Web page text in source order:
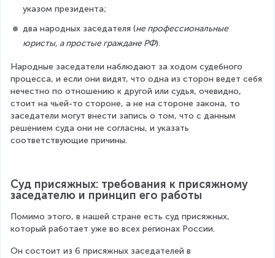
указом президента;
два народных заседателя (не профессиональные
юристы, а простые граждане РФ).
Народные заседатели наблюдают за ходом судебного
процесса, и если они видят, что одна из сторон ведет себя
нечестно по отношению к другой или судья, очевидно,
стоит на чьей-то стороне, а не на стороне закона, то
заседатели могут внести запись о том, что с данным
решением суда они не согласны, и указать
соответствующие причины.
Суд присяжных: требования к присяжному
заседателю и принцип его работы
Помимо этого, в нашей стране есть суд присяжных,
который работает уже во всех регионах России.
Он состоит из 6 присяжных заседателей в